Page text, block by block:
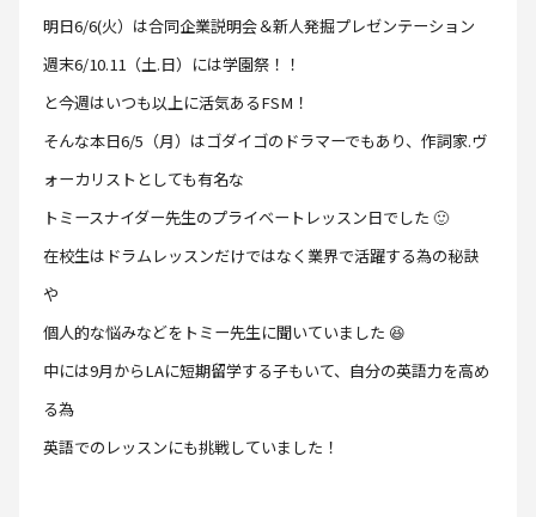
明日6/6(火）は合同企業説明会＆新人発掘プレゼンテーション
週末6/10.11（土.日）には学園祭！！
と今週はいつも以上に活気あるFSM！
そんな本日6/5（月）はゴダイゴのドラマーでもあり、作詞家.ヴ
ォーカリストとしても有名な
トミースナイダー先生のプライベートレッスン日でした 🙂
在校生はドラムレッスンだけではなく業界で活躍する為の秘訣
や
個人的な悩みなどをトミー先生に聞いていました 😆
中には9月からLAに短期留学する子もいて、自分の英語力を高め
る為
英語でのレッスンにも挑戦していました！